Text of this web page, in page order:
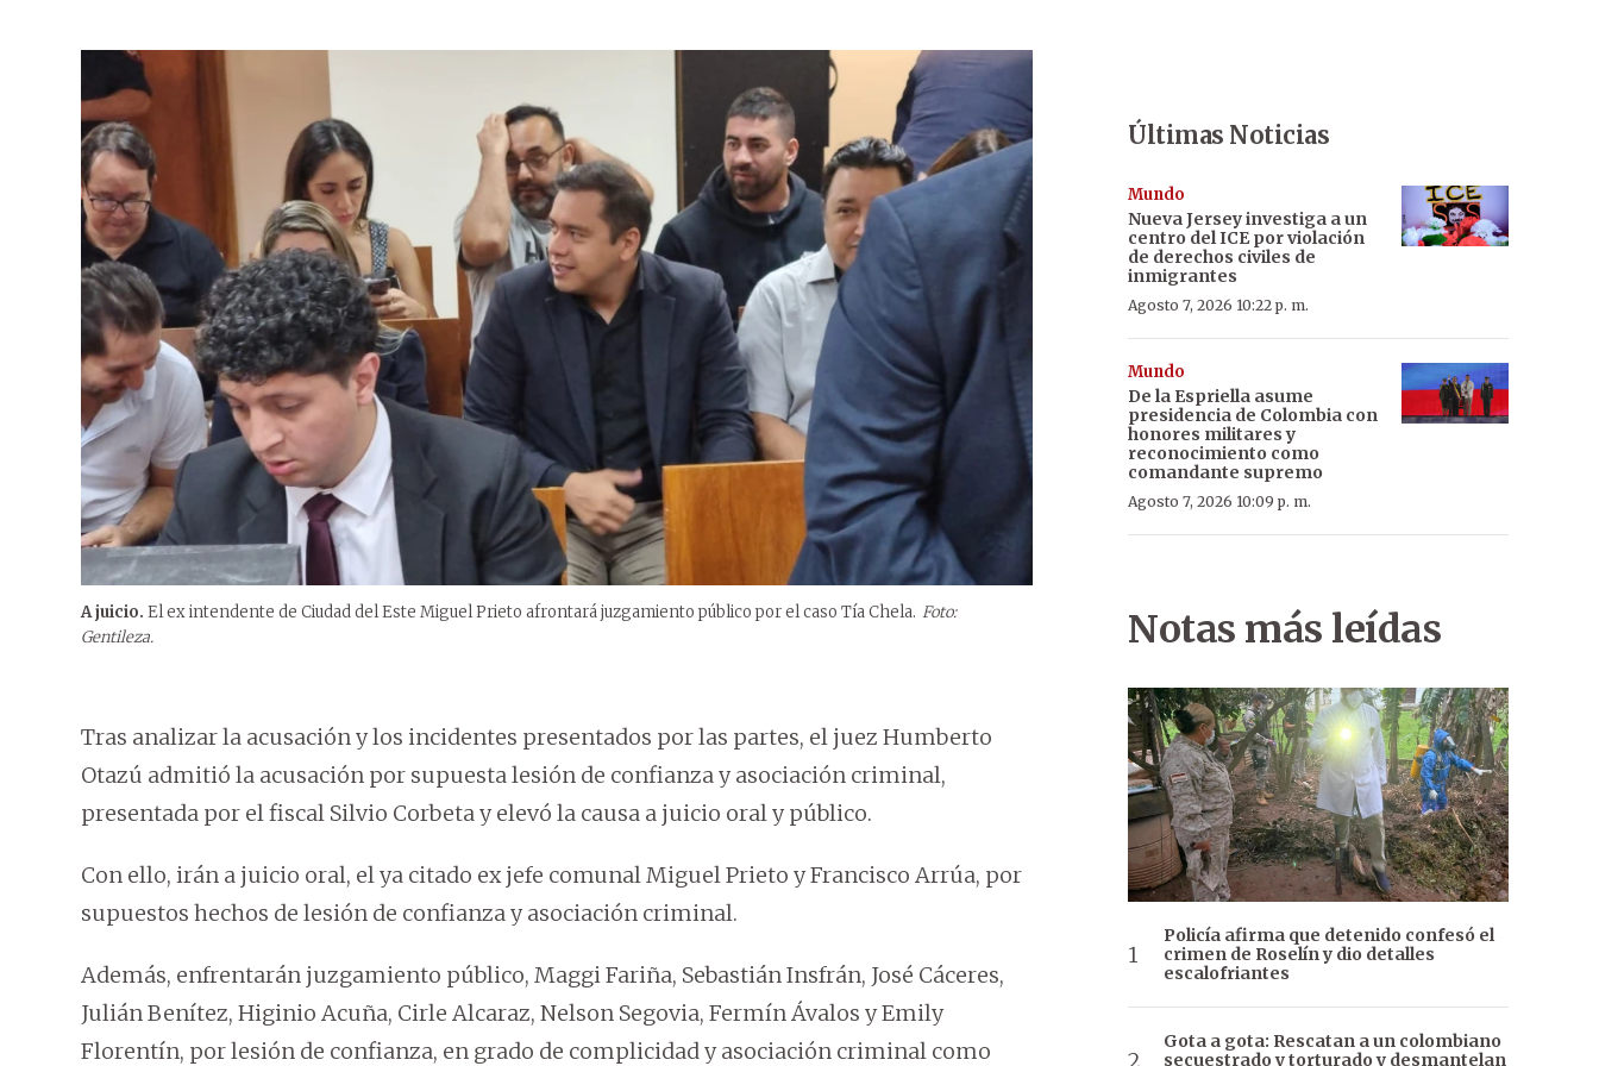
A juicio. El ex intendente de Ciudad del Este Miguel Prieto afrontará juzgamiento público por el caso Tía Chela. Foto:
Gentileza.
Tras analizar la acusación y los incidentes presentados por las partes, el juez Humberto
Otazú admitió la acusación por supuesta lesión de confianza y asociación criminal,
presentada por el fiscal Silvio Corbeta y elevó la causa a juicio oral y público.
Con ello, irán a juicio oral, el ya citado ex jefe comunal Miguel Prieto y Francisco Arrúa, por
supuestos hechos de lesión de confianza y asociación criminal.
Además, enfrentarán juzgamiento público, Maggi Fariña, Sebastián Insfrán, José Cáceres,
Julián Benítez, Higinio Acuña, Cirle Alcaraz, Nelson Segovia, Fermín Ávalos y Emily
Florentín, por lesión de confianza, en grado de complicidad y asociación criminal como
Últimas Noticias
Mundo
Nueva Jersey investiga a un
centro del ICE por violación
de derechos civiles de
inmigrantes
Agosto 7, 2026 10:22 p. m.
Mundo
De la Espriella asume
presidencia de Colombia con
honores militares y
reconocimiento como
comandante supremo
Agosto 7, 2026 10:09 p. m.
Notas más leídas
Policía afirma que detenido confesó el
crimen de Roselín y dio detalles
escalofriantes
Gota a gota: Rescatan a un colombiano
secuestrado y torturado y desmantelan